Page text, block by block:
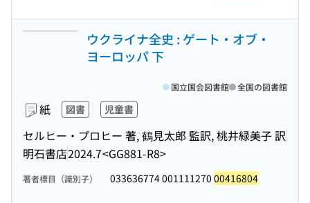
ウクライナ全史 : ゲート・オブ・
ヨーロッパ 下
紙 図書 児童書
セルヒー・プロヒー 著, 鶴見太郎 監訳, 桃井緑美子 訳
明石書店2024.7<GG881-R8>
国立国会図書館 全国の図書館
著者標目（識別子） 033636774 001111270 00416804